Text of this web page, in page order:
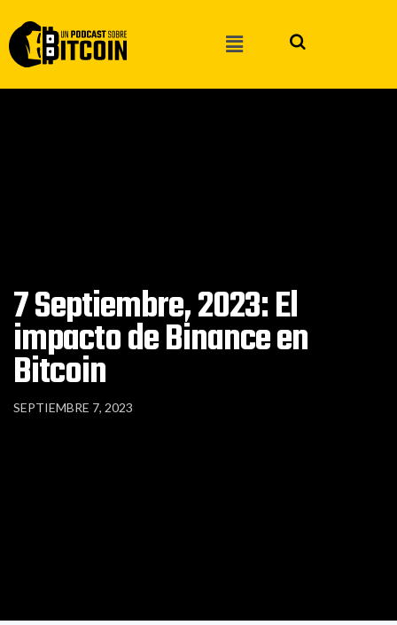
7 Septiembre, 2023: El
impacto de Binance en
Bitcoin
SEPTIEMBRE 7, 2023